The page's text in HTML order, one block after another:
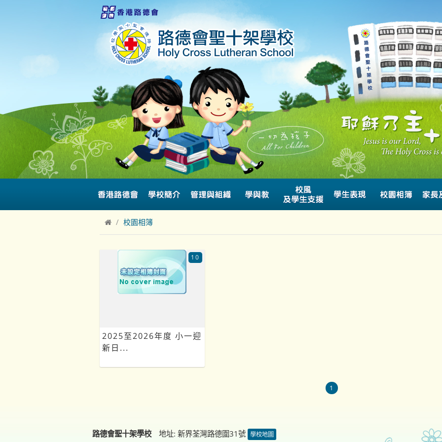
校園相簿
2025至2026年度 小一迎
新日...
10
1
路德會聖十架學校 地址: 新界荃灣路德圍31號 學校地圖